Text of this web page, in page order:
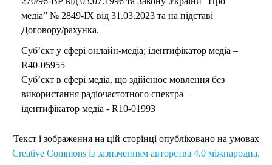
медіа” № 2849-IX від 31.03.2023 та на підставі
Договору/рахунка.
Суб’єкт у сфері онлайн-медіа; ідентифікатор медіа –
R40-05955
Суб’єкт в сфері медіа, що здійснює мовлення без
використання радіочастотного спектра –
ідентифікатор медіа - R10-01993
Текст і зображення на цій сторінці опубліковано на умовах
Creative Commons із зазначенням авторства 4.0 міжнародна.